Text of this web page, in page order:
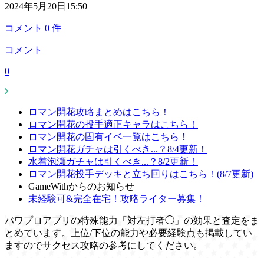
2024年5月20日15:50
コメント 0 件
コメント
0
ロマン開花攻略まとめはこちら！
ロマン開花の投手適正キャラはこちら！
ロマン開花の固有イベ一覧はこちら！
ロマン開花ガチャは引くべき...？8/4更新！
水着泡瀬ガチャは引くべき...？8/2更新！
ロマン開花投手デッキと立ち回りはこちら！(8/7更新)
GameWithからのお知らせ
未経験可&完全在宅！攻略ライター募集！
パワプロアプリの特殊能力「対左打者◯」の効果と査定をま
とめています。上位/下位の能力や必要経験点も掲載してい
ますのでサクセス攻略の参考にしてください。